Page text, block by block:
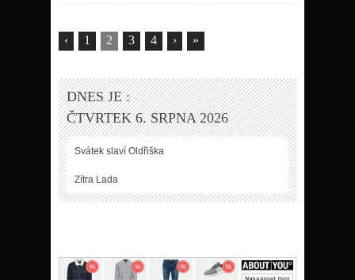
‹ 1 2 3 4 › »
DNES JE :
ČTVRTEK 6. SRPNA 2026
Svátek slaví Oldřiška
Zítra Lada